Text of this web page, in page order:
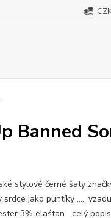
Banned
stylové černé šaty
srdce jako puntíky .....
3% elaśtan celý popis